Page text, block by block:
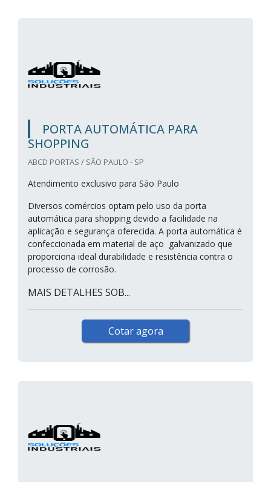
PORTA AUTOMÁTICA PARA
SHOPPING
ABCD PORTAS / SÃO PAULO - SP
Atendimento exclusivo para São Paulo
Diversos comércios optam pelo uso da porta
automática para shopping devido a facilidade na
aplicação e segurança oferecida. A porta automática é
confeccionada em material de aço galvanizado que
proporciona ideal durabilidade e resistência contra o
processo de corrosão.
MAIS DETALHES SOB...
Cotar agora